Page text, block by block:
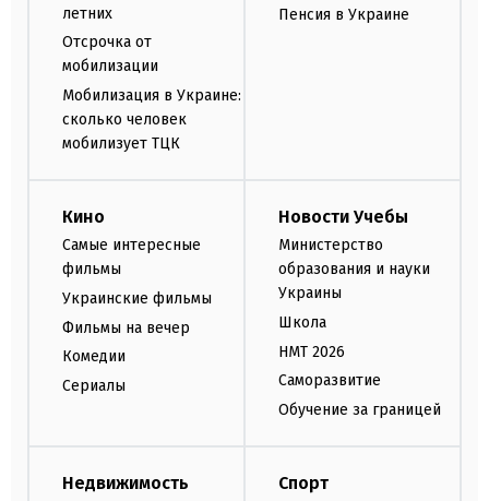
летних
Отсрочка от
мобилизации
Мобилизация в Украине:
сколько человек
мобилизует ТЦК
Пенсия в Украине
Кино
Самые интересные
фильмы
Украинские фильмы
Фильмы на вечер
Комедии
Сериалы
Новости Учебы
Министерство
образования и науки
Украины
Школа
НМТ 2026
Саморазвитие
Обучение за границей
Недвижимость Спорт